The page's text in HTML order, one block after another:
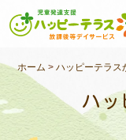
私たちに
未就学の
小学生〜
ホーム >ハッピーテラス
ハッ